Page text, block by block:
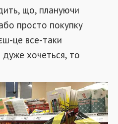
що, плануючи
просто покупку
це все-таки
хочеться, то